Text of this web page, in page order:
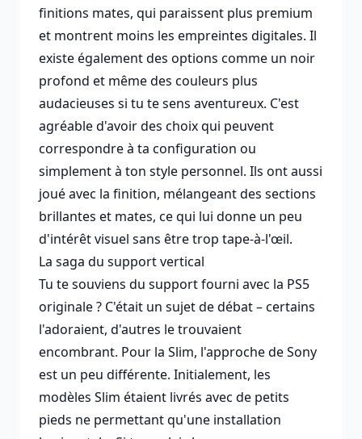
finitions mates, qui paraissent plus premium
et montrent moins les empreintes digitales. Il
existe également des options comme un noir
profond et même des couleurs plus
audacieuses si tu te sens aventureux. C'est
agréable d'avoir des choix qui peuvent
correspondre à ta configuration ou
simplement à ton style personnel. Ils ont aussi
joué avec la finition, mélangeant des sections
brillantes et mates, ce qui lui donne un peu
d'intérêt visuel sans être trop tape-à-l'œil.
La saga du support vertical
Tu te souviens du support fourni avec la PS5
originale ? C'était un sujet de débat – certains
l'adoraient, d'autres le trouvaient
encombrant. Pour la Slim, l'approche de Sony
est un peu différente. Initialement, les
modèles Slim étaient livrés avec de petits
pieds ne permettant qu'une installation